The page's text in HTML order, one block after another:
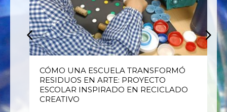
CÓMO UNA ESCUELA TRANSFORMÓ
RESIDUOS EN ARTE: PROYECTO
ESCOLAR INSPIRADO EN RECICLADO
CREATIVO